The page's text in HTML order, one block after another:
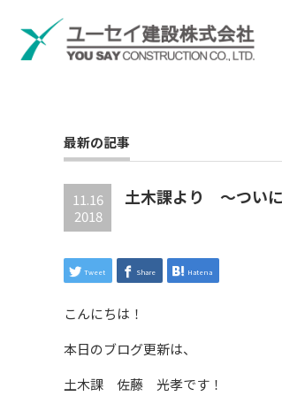
最新の記事
11.16
2018
土木課より ～つい
Tweet Share Hatena
こんにちは！
本日のブログ更新は、
土木課 佐藤 光孝です！